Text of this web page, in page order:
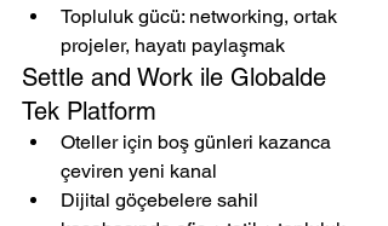
Topluluk gücü: networking, ortak
projeler, hayatı paylaşmak
Settle and Work ile Globalde
Tek Platform
Oteller için boş günleri kazanca
çeviren yeni kanal
Dijital göçebelere sahil